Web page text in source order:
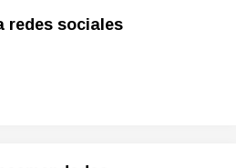
redes sociales